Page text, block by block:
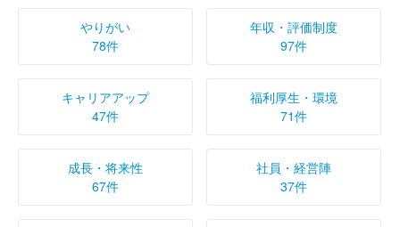
やりがい
78件
年収・評価制度
97件
キャリアアップ
47件
福利厚生・環境
71件
成長・将来性
67件
社員・経営陣
37件